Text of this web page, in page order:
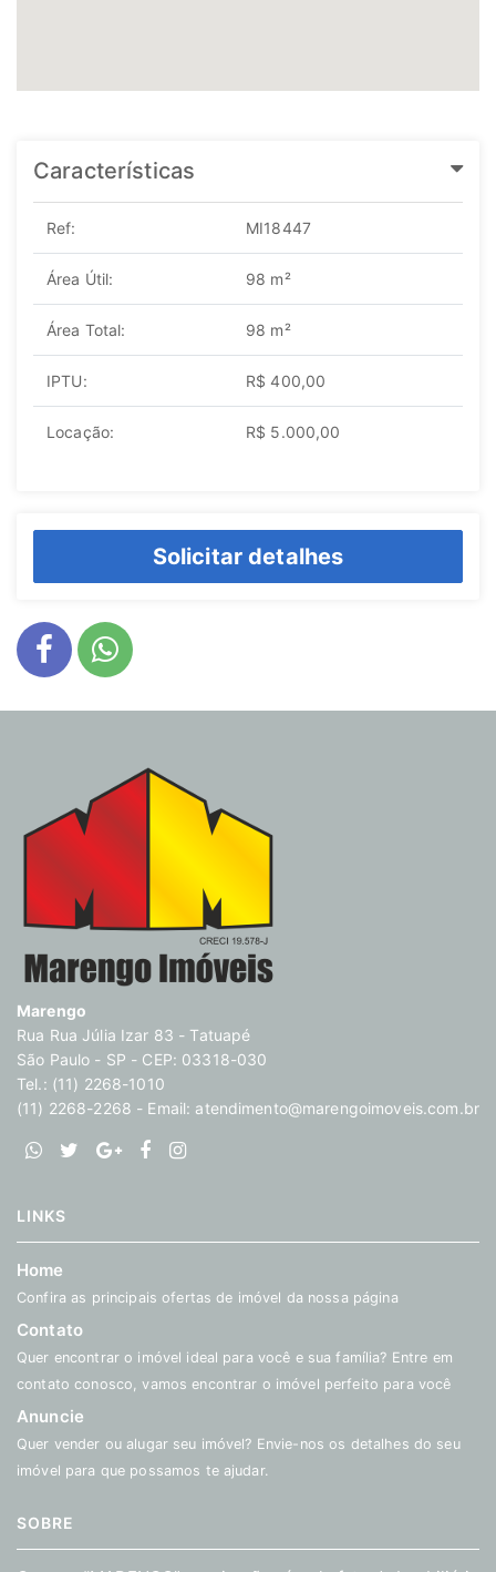
Características
Ref: MI18447
Área Útil: 98 m²
Área Total: 98 m²
IPTU: R$ 400,00
Locação: R$ 5.000,00
Solicitar detalhes
Marengo
Rua Rua Júlia Izar 83 - Tatuapé
São Paulo - SP - CEP: 03318-030
Tel.: (11) 2268-1010
(11) 2268-2268 - Email: atendimento@marengoimoveis.com.br
LINKS
Home
Confira as principais ofertas de imóvel da nossa página
Contato
Quer encontrar o imóvel ideal para você e sua família? Entre em
contato conosco, vamos encontrar o imóvel perfeito para você
Anuncie
Quer vender ou alugar seu imóvel? Envie-nos os detalhes do seu
imóvel para que possamos te ajudar.
SOBRE